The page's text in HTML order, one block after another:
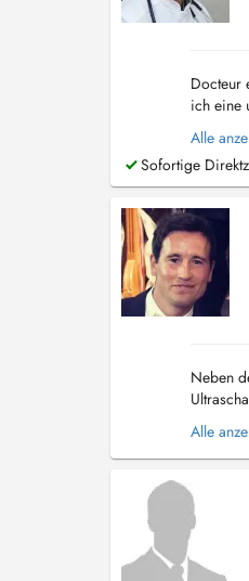
Docteur
ich eine
Alle
Sofortige
Neben
Alle